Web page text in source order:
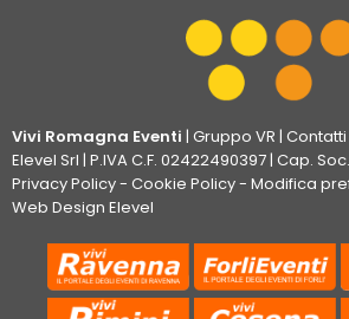
Vivi Romagna Eventi | Gruppo VR | Contatti
Elevel Srl | P.IVA C.F. 02422490397 | Cap.
Privacy Policy- Cookie Policy- Modifica
Web Design Elevel